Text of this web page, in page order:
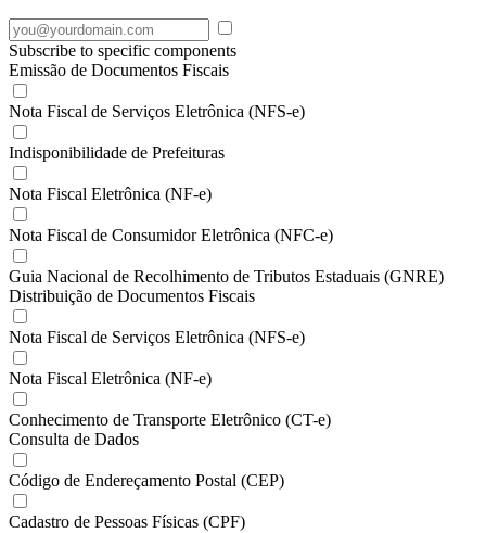
Subscribe to specific components
Emissão de Documentos Fiscais
Nota Fiscal de Serviços Eletrônica (NFS-e)
Indisponibilidade de Prefeituras
Nota Fiscal Eletrônica (NF-e)
Nota Fiscal de Consumidor Eletrônica (NFC-e)
Guia Nacional de Recolhimento de Tributos Estaduais (GNRE)
Distribuição de Documentos Fiscais
Nota Fiscal de Serviços Eletrônica (NFS-e)
Nota Fiscal Eletrônica (NF-e)
Conhecimento de Transporte Eletrônico (CT-e)
Consulta de Dados
Código de Endereçamento Postal (CEP)
Cadastro de Pessoas Físicas (CPF)